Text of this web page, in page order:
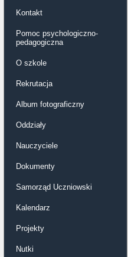
Kontakt
Pomoc psychologiczno-
pedagogiczna
O szkole
Rekrutacja
Album fotograficzny
Oddziały
Nauczyciele
Dokumenty
Samorząd Uczniowski
Kalendarz
Projekty
Nutki